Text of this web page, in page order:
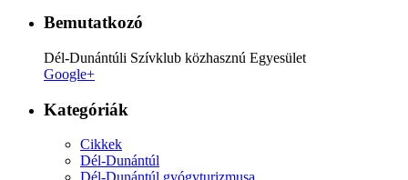
Bemutatkozó
Dél-Dunántúli Szívklub közhasznú Egyesület
Google+
Kategóriák
Cikkek
Dél-Dunántúl